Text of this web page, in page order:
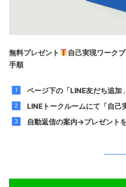
無料プレゼント 自己実現ワーク
手順
ページ下の「LINE友だち追加 」
LINEトークルームにて「自己
自動返信の案内→プレゼント